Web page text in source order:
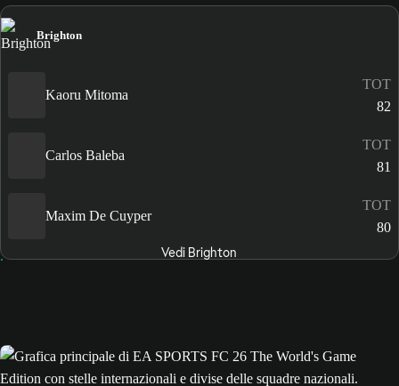
Brighton
Kaoru Mitoma
TOT
82
Carlos Baleba
TOT
81
Maxim De Cuyper
TOT
80
Vedi Brighton